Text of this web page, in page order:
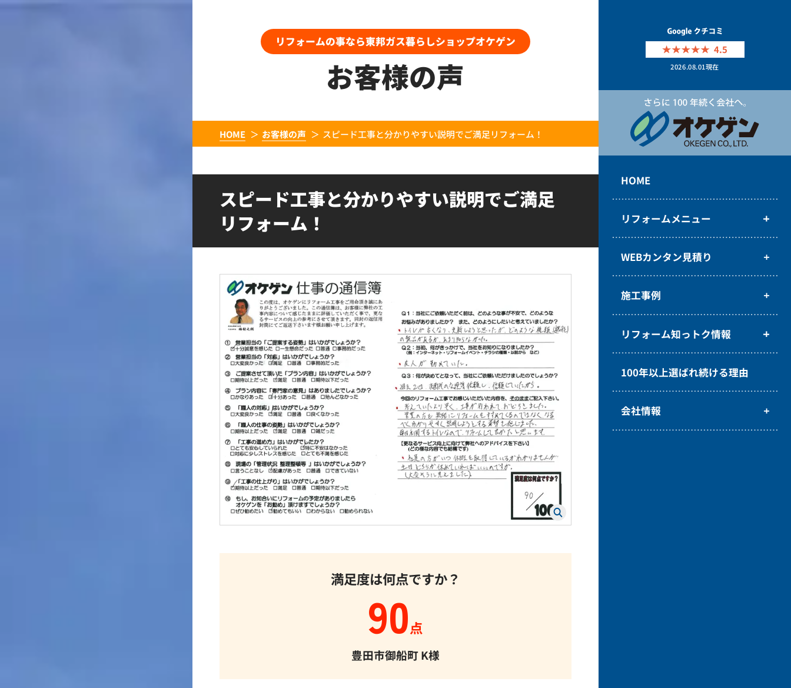
4.5
2026.08.01現在
HOME
リフォームメニュー
WEBカンタン見積り
施工事例
リフォーム知っトク情報
100年以上選ばれ続ける理由
会社情報
リフォームの事なら東邦ガス暮らしショップオケゲン
お客様の声
HOME お客様の声 スピード工事と分かりやすい説明でご満足リフォーム！
スピード工事と分かりやすい説明でご満足
リフォーム！
満足度は何点ですか？
90点
豊田市御船町K様